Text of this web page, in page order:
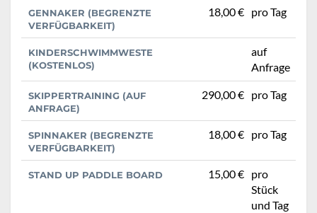
GENNAKER (BEGRENZTE
VERFÜGBARKEIT)
18,00 € pro Tag
KINDERSCHWIMMWESTE
(KOSTENLOS)
auf
Anfrage
SKIPPERTRAINING (AUF
ANFRAGE)
290,00 € pro Tag
SPINNAKER (BEGRENZTE
VERFÜGBARKEIT)
18,00 € pro Tag
STAND UP PADDLE BOARD 15,00 € pro
Stück
und Tag